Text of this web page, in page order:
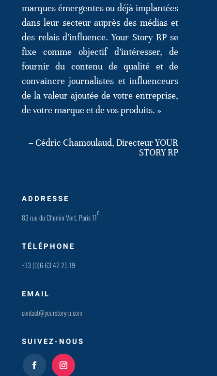
marques émergentes ou déjà implantées
dans leur secteur auprès des médias et
des relais d’influence. Your Story RP se
fixe comme objectif d’intéresser, de
fournir du contenu de qualité et de
convaincre journalistes et influenceurs
de la valeur ajoutée de votre entreprise,
de votre marque et de vos produits. »
– Cédric Chamoulaud, Directeur YOUR
STORY RP
ADDRESSE
83 rue du Chemin Vert, Paris 11
e
TÉLÉPHONE
+33 (0)6 63 42 25 19
EMAIL
contact@yourstoryrp.com
SUIVEZ-NOUS